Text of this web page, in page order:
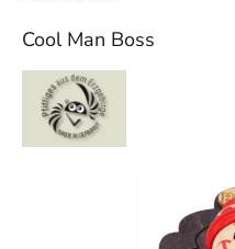
Cool Man Boss
Bildergalerie überspringen